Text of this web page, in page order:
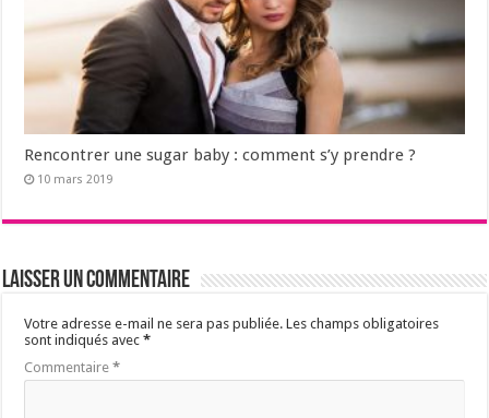
Rencontrer une sugar baby : comment s’y prendre ?
10 mars 2019
Laisser un commentaire
Votre adresse e-mail ne sera pas publiée. Les champs obligatoires
sont indiqués avec*
Commentaire*